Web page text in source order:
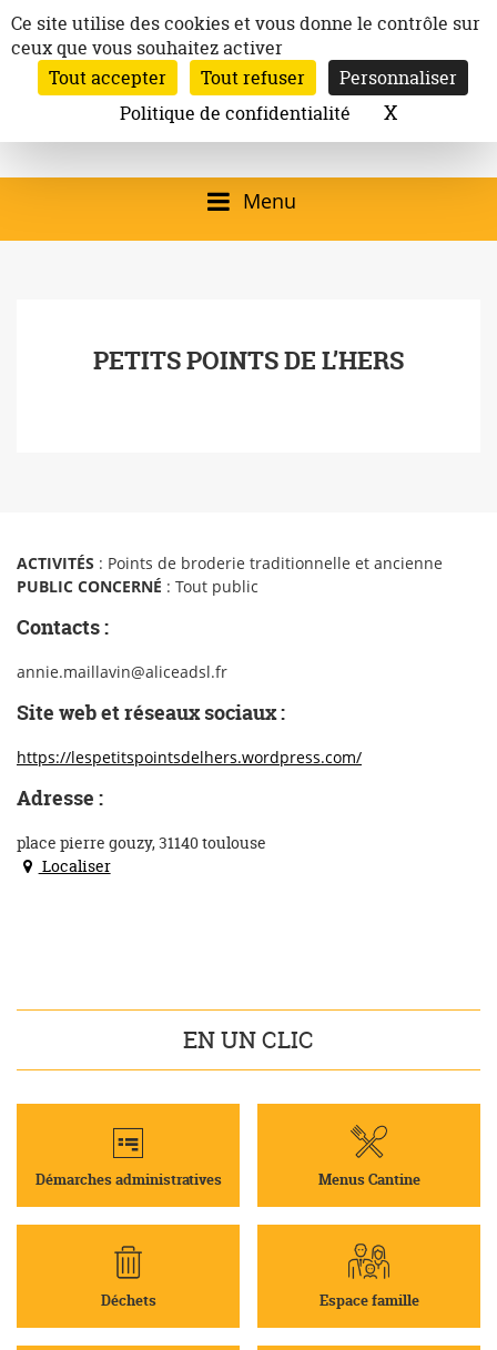
au
contenu
Ville de
Launaguet
Site officiel de la
Mairie de
Launaguet (31140)
qui présente la ville,
programmation
Inscription à la newsletter
Email:
Rechercher
Menu
PETITS POINTS DE L’HERS
ACTIVITÉS : Points de broderie traditionnelle et ancienne
PUBLIC CONCERNÉ : Tout public
Contacts :
annie.maillavin@aliceadsl.fr
Site web et réseaux sociaux :
https://lespetitspointsdelhers.wordpress.com/
Adresse :
place pierre gouzy, 31140 toulouse
Localiser
EN UN CLIC
Démarches administratives Menus Cantine
Déchets Espace famille
Panneau de gestion des cookies
Ce site utilise des cookies et vous donne le contrôle sur
ceux que vous souhaitez activer
Tout accepter
Tout refuser
Personnaliser
Politique de confidentialité
XMasquer